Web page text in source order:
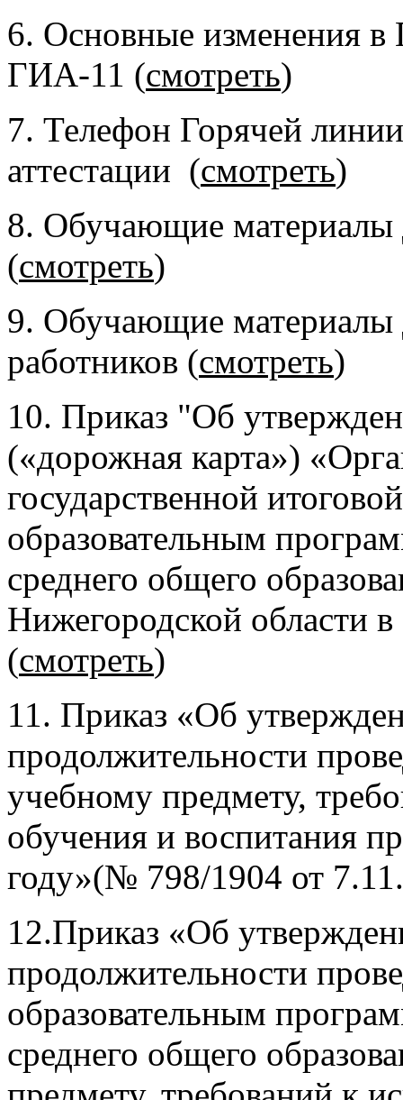
6. Основные изменения
ГИА-11 (смотреть)
7. Телефон Горячей
аттестации (смотреть)
8. Обучающие материалы
(смотреть)
9. Обучающие материалы
работников (смотреть)
10. Приказ "Об
(«дорожная карта»)
государственной
образовательным
среднего общего
Нижегородской области
(смотреть)
11. Приказ «Об
продолжительности
учебному предмету,
обучения и воспитания
году»(№ 798/1904 от
12.Приказ «Об
продолжительности
образовательным
среднего общего